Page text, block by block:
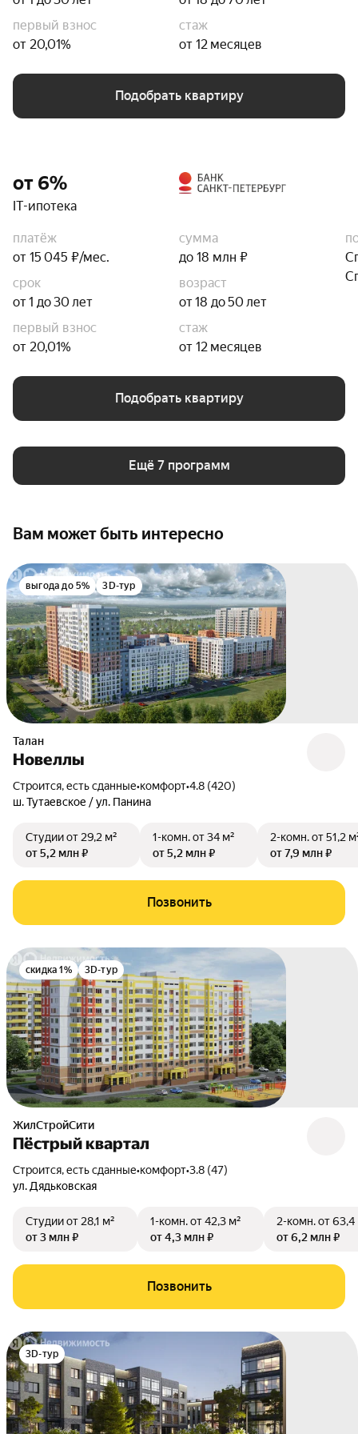
первый взнос
от 20,01%
стаж
от 12 месяцев
Подобрать квартиру
от 6%
IT-ипотека
платёж
от 15 045 ₽/мес.
сумма
до 18 млн ₽
срок
от 1 до 30 лет
возраст
от 18 до 50 лет
первый взнос
от 20,01%
стаж
от 12 месяцев
Подобрать квартиру
Ещё 7 программ
Вам может быть интересно
выгода до 5% 3D-тур
Талан
Новеллы
Строится, есть сданные•комфорт•4.8 (420)
ш. Тутаевское / ул. Панина
Студииот 29,2 м²
от 5,2 млн ₽
1-комн.от 34 м²
от 5,2 млн ₽
2-комн.от 51,2
от 7,9 млн ₽
Позвонить
скидка 1% 3D-тур
ЖилСтройСити
Пёстрый квартал
Строится, есть сданные•комфорт•3.8 (47)
ул. Дядьковская
Студииот 28,1 м²
от 3 млн ₽
1-комн.от 42,3 м²
от 4,3 млн ₽
2-комн.от 63,4
от 6,2 млн ₽
Позвонить
3D-тур